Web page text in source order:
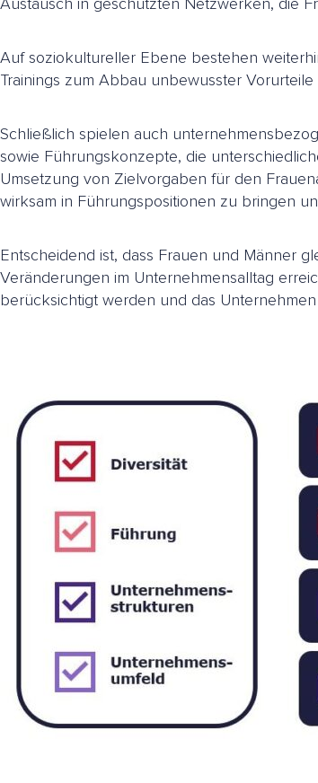
Auf soziokultureller Ebene bestehen
Trainings zum Abbau unbewusster
Schließlich spielen auch
sowie Führungskonzepte, die
Umsetzung von Zielvorgaben für den
wirksam in Führungspositionen zu bringen
Entscheidend ist, dass Frauen und Männer
Veränderungen im Unternehmensalltag
berücksichtigt werden und das